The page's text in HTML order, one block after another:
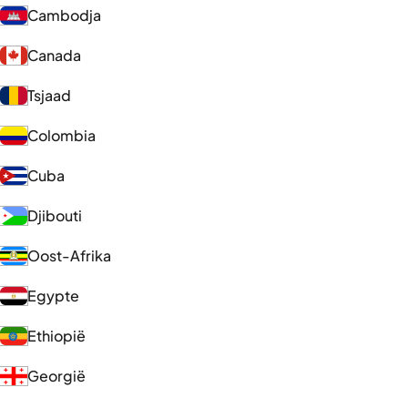
Cambodja
Canada
Tsjaad
Colombia
Cuba
Djibouti
Oost-Afrika
Egypte
Ethiopië
Georgië